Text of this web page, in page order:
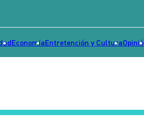
EconomíaEntretención y Cultura